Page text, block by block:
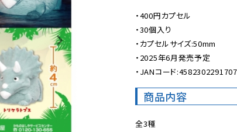
・400円カプセル
・30個入り
・カプセルサイズ:50mm
・2025年6月発売予定
・JANコード:4582302291707
商品内容
全3種